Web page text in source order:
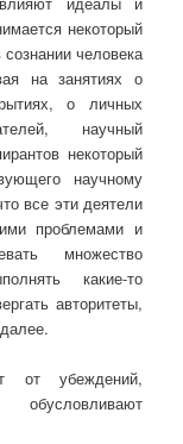
некоторый
человека
на занятиях о
о личных
научный
некоторый
научному
все эти деятели
проблемами и
множество
какие-то
авторитеты,
от убеждений,